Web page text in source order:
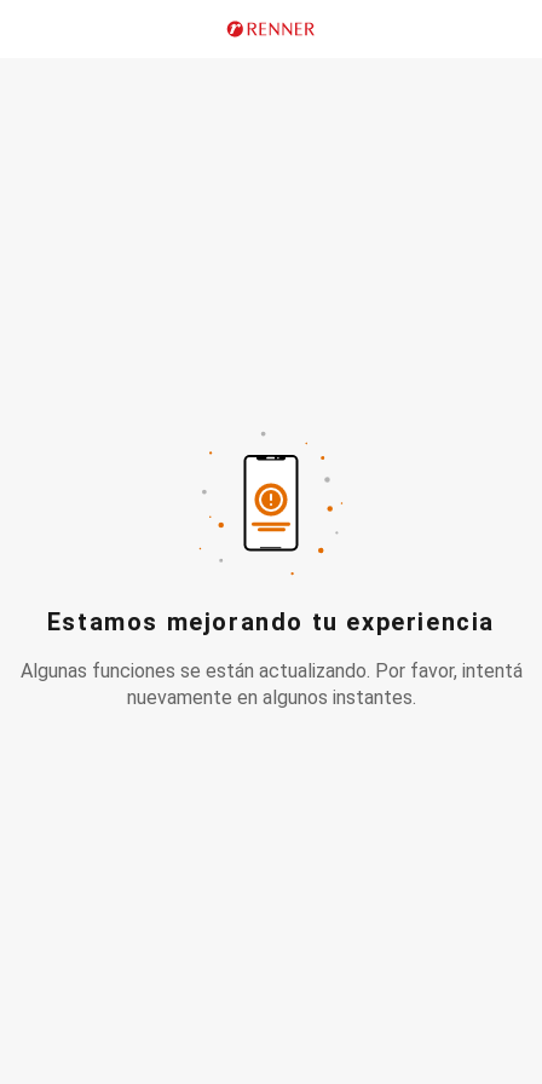
Estamos mejorando tu experiencia
Algunas funciones se están actualizando. Por favor, intentá
nuevamente en algunos instantes.